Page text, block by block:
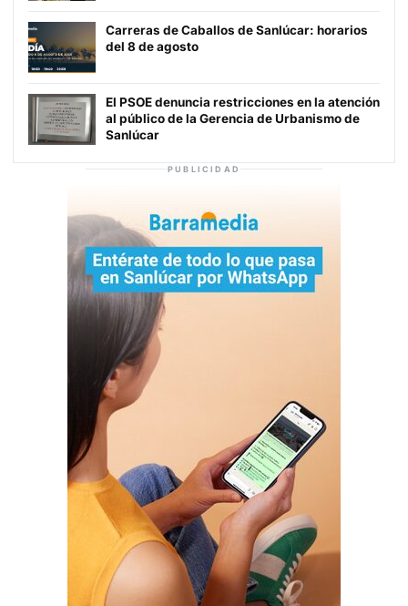
Carreras de Caballos de Sanlúcar: horarios
del 8 de agosto
El PSOE denuncia restricciones en la atención
al público de la Gerencia de Urbanismo de
Sanlúcar
PUBLICIDAD